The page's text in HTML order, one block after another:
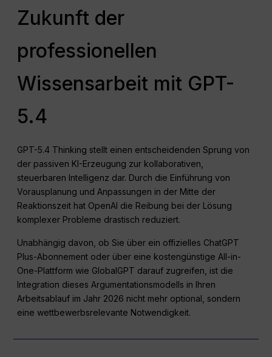
Zukunft der
professionellen
Wissensarbeit mit GPT-
5.4
GPT-5.4 Thinking stellt einen entscheidenden Sprung von
der passiven KI-Erzeugung zur kollaborativen,
steuerbaren Intelligenz dar. Durch die Einführung von
Vorausplanung und Anpassungen in der Mitte der
Reaktionszeit hat OpenAI die Reibung bei der Lösung
komplexer Probleme drastisch reduziert.
Unabhängig davon, ob Sie über ein offizielles ChatGPT
Plus-Abonnement oder über eine kostengünstige All-in-
One-Plattform wie GlobalGPT darauf zugreifen, ist die
Integration dieses Argumentationsmodells in Ihren
Arbeitsablauf im Jahr 2026 nicht mehr optional, sondern
eine wettbewerbsrelevante Notwendigkeit.